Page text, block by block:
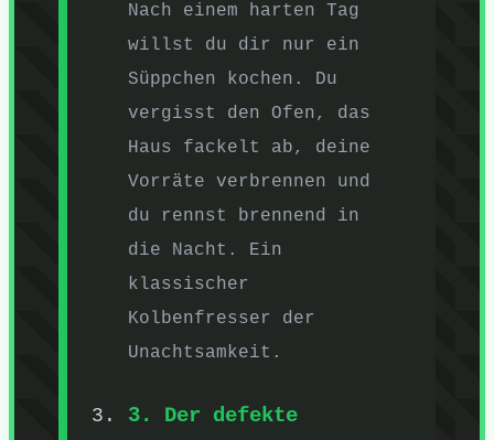
Nach einem harten Tag
willst du dir nur ein
Süppchen kochen. Du
vergisst den Ofen, das
Haus fackelt ab, deine
Vorräte verbrennen und
du rennst brennend in
die Nacht. Ein
klassischer
Kolbenfresser der
Unachtsamkeit.
3. Der defekte